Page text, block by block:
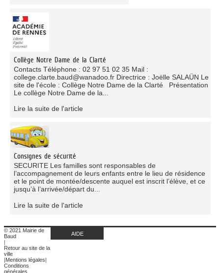
Collège Notre Dame de la Clarté
Contacts Téléphone : 02 97 51 02 35 Mail :
college.clarte.baud@wanadoo.fr Directrice : Joëlle SALAÜN Le
site de l'école : Collège Notre Dame de la Clarté Présentation
Le collège Notre Dame de la...
Lire la suite de l'article
Consignes de sécurité
SECURITE Les familles sont responsables de
l’accompagnement de leurs enfants entre le lieu de résidence
et le point de montée/descente auquel est inscrit l’élève, et ce
jusqu’à l’arrivée/départ du...
Lire la suite de l'article
© 2021 Mairie de
Baud
|
Retour au site de la
ville
|Mentions légales|
Conditions
générales
AIDE